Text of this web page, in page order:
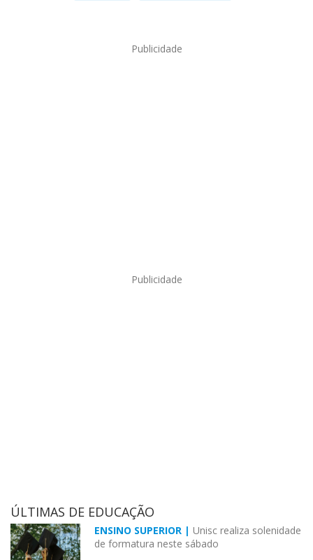
Publicidade
Publicidade
ÚLTIMAS DE EDUCAÇÃO
ENSINO SUPERIOR | Unisc realiza solenidade
de formatura neste sábado